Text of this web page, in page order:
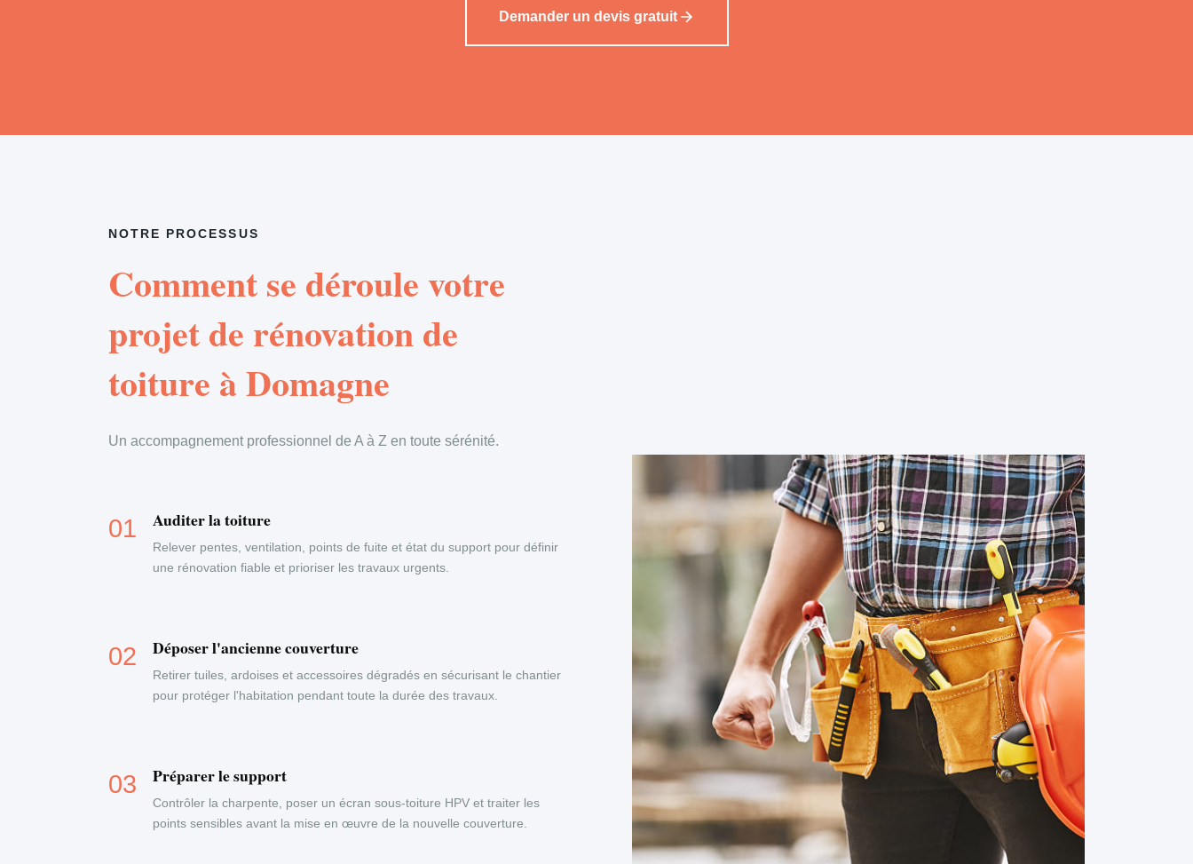
Demander un devis gratuit
NOTRE PROCESSUS
Comment se déroule votre
projet de rénovation de
toiture à Domagne
Un accompagnement professionnel de A à Z en toute sérénité.
Auditer la toiture
Relever pentes, ventilation, points de fuite et état du support pour définir
une rénovation fiable et prioriser les travaux urgents.
Déposer l'ancienne couverture
Retirer tuiles, ardoises et accessoires dégradés en sécurisant le chantier
pour protéger l'habitation pendant toute la durée des travaux.
Préparer le support
Contrôler la charpente, poser un écran sous-toiture HPV et traiter les
points sensibles avant la mise en œuvre de la nouvelle couverture.